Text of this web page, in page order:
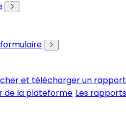
et télécharger un rapport
de la plateforme Les